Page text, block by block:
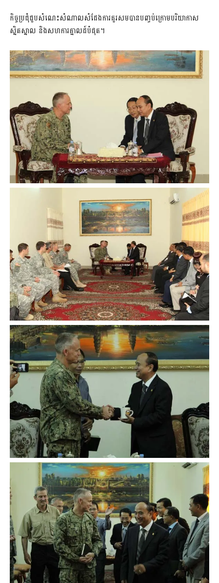
កិច្ចប្រជុំជួបសំណេះសំណាលសំដែងការគួរសមបានបញ្ចប់ក្រោមបរិយាកាស
ស្និតស្នាល និងសហការគ្នាលដ៍បំផុត។